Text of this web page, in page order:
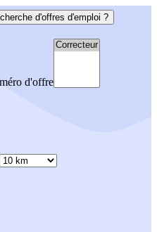
d'offres d'emploi ?
d'offre